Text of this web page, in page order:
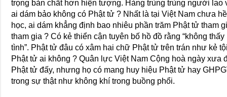
trọng bản chất hơn hiện tượng. Hàng trùng trùng người
ai dám bảo không có Phật tử ? Nhất là tại Việt Nam chưa
học, ai dám khẳng định bao nhiêu phần trăm Phật tử tham
tham gia ? Có kẻ thiển cận tuyên bố hồ đồ rằng “không
tình”. Phật tử đâu có xâm hai chữ Phật tử trên trán như kẻ
Phật tử ai không ? Quân lực Việt Nam Cộng hoà ngày xưa
Phật tử đấy, nhưng họ có mang huy hiệu Phật tử hay
trong sự thật như không khí trong buồng phổi.